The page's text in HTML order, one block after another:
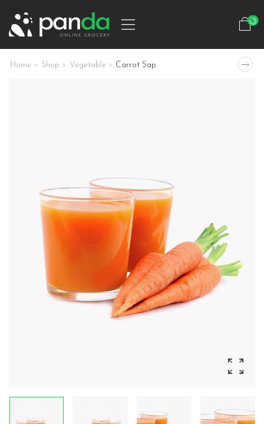
Home > Shop > Vegetable > Carrot Sap